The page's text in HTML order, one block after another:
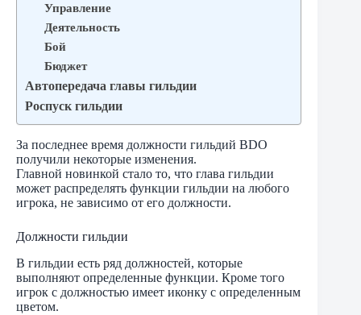
Управление
Деятельность
Бой
Бюджет
Автопередача главы гильдии
Роспуск гильдии
За последнее время должности гильдий BDO
получили некоторые изменения.
Главной новинкой стало то, что глава гильдии
может распределять функции гильдии на любого
игрока, не зависимо от его должности.
Должности гильдии
В гильдии есть ряд должностей, которые
выполняют определенные функции. Кроме того
игрок с должностью имеет иконку с определенным
цветом.